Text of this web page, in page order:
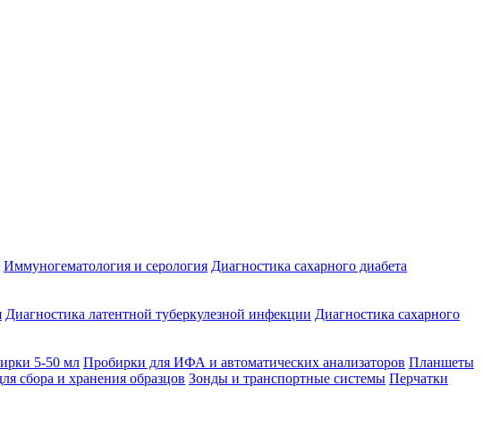
Иммуногематология и серология Диагностика сахарного диабета
Диагностика латентной туберкулезной инфекции Диагностика сахарного
5-50 мл Пробирки для ИФА и автоматических анализаторов Планшеты
сбора и хранения образцов Зонды и транспортные системы Перчатки